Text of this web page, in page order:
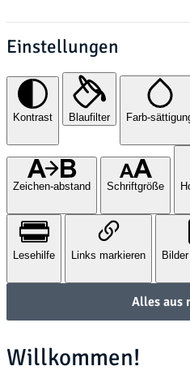
Einstellungen
Kontrast Blaufilter Farb-
Zeichen-abstand Schriftgröße
Lesehilfe Links markieren
Alles aus
Willkommen!